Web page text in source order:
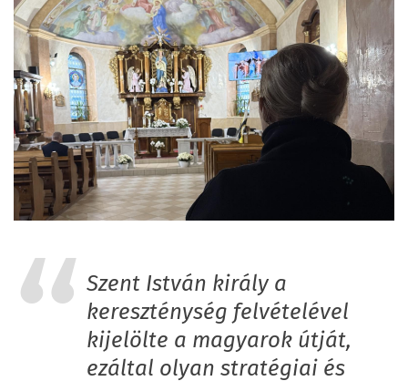
Szent István király a
kereszténység felvételével
kijelölte a magyarok útját,
ezáltal olyan stratégiai és